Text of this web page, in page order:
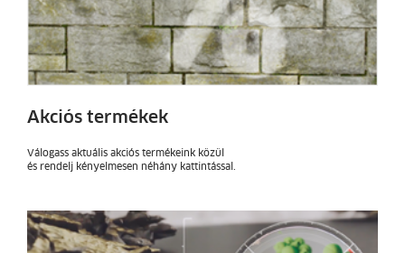
Akciós termékek
Válogass aktuális akciós termékeink közül
és rendelj kényelmesen néhány kattintással.